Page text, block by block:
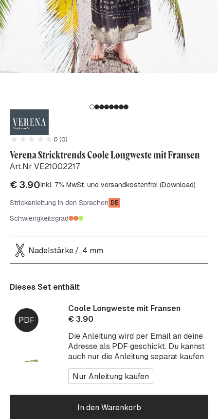
0 (0)
Verena Stricktrends Coole Longweste mit Fransen
Art.Nr VE21002217
€3.90inkl. 7% MwSt. und versandkostenfrei (Download)
Strickanleitung in den Sprachen DE
Schwierigkeitsgrad
Nadelstärke 4 mm
Dieses Set enthält
Die Anleitung wird per Email an deine
Adresse als PDF geschickt. Du kannst
auch nur die Anleitung separat kaufen
Nur Anleitung kaufen
Coole Longweste mit Fransen
€ 3.90
In den Warenkorb